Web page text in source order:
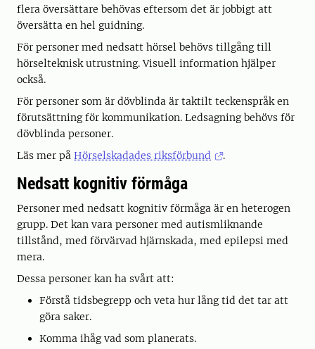
flera översättare behövas eftersom det är jobbigt att
översätta en hel guidning.
För personer med nedsatt hörsel behövs tillgång till
hörselteknisk utrustning. Visuell information hjälper
också.
För personer som är dövblinda är taktilt teckenspråk en
förutsättning för kommunikation. Ledsagning behövs för
dövblinda personer.
Läs mer på Hörselskadades riksförbund .
Nedsatt kognitiv förmåga
Personer med nedsatt kognitiv förmåga är en heterogen
grupp. Det kan vara personer med autismliknande
tillstånd, med förvärvad hjärnskada, med epilepsi med
mera.
Dessa personer kan ha svårt att:
Förstå tidsbegrepp och veta hur lång tid det tar att
göra saker.
Komma ihåg vad som planerats.